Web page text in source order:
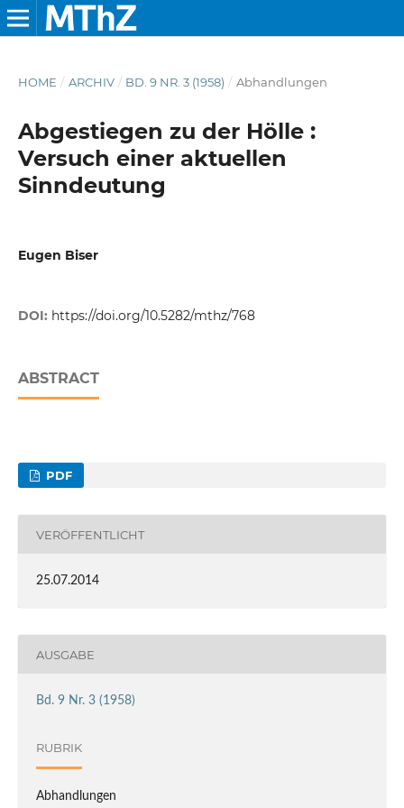
HOME / ARCHIV / BD. 9 NR. 3 (1958) / Abhandlungen
Abgestiegen zu der Hölle :
Versuch einer aktuellen
Sinndeutung
Eugen Biser
DOI: https://doi.org/10.5282/mthz/768
ABSTRACT
PDF
VERÖFFENTLICHT
25.07.2014
AUSGABE
Bd. 9 Nr. 3 (1958)
RUBRIK
Abhandlungen